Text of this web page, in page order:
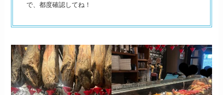
で、都度確認してね！